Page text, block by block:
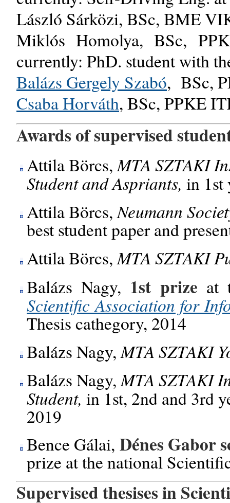
László Sárközi, BSc, BME
Miklós Homolya, BSc,
currently: PhD. student with
Balázs Gergely Szabó, BSc,
Csaba Horváth, BSc, PPKE
Awards of supervised
Attila Börcs,MTA SZTAKI
Student and Aspriants, in 1st
Attila Börcs,Neumann
best student paper and
Attila Börcs,MTA SZTAKI
Balázs Nagy, 1st prize at
Scientific Association for
Thesis cathegory, 2014
Balázs Nagy, MTA SZTAKI
Balázs Nagy,MTA SZTAKI
Student, in 1st, 2nd and 3rd
2019
Bence Gálai, Dénes Gabor
prize at the national
Supervised thesises in